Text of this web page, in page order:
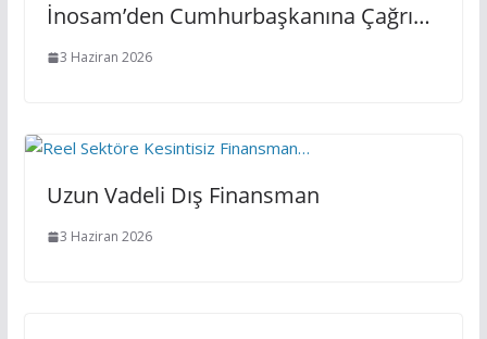
İnosam’den Cumhurbaşkanına Çağrı…
3 Haziran 2026
Uzun Vadeli Dış Finansman
3 Haziran 2026